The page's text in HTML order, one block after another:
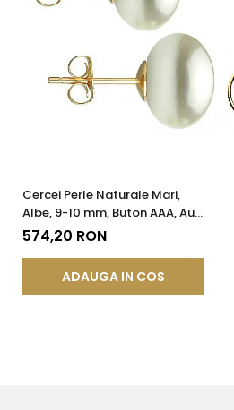
Cercei Perle Naturale Mari,
Albe, 9-10 mm, Buton AAA, Aur
14K (aur 585), Tip Șurub |
574,20 RON
ADAUGA IN COS